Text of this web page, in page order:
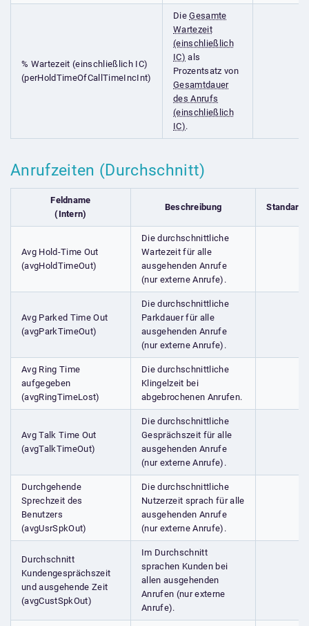
% Wartezeit (einschließlich IC)
(perHoldTimeOfCallTimeIncInt)
DieGesamte
Wartezeit
(einschließlich
IC) als
Prozentsatz von
Gesamtdauer
des Anrufs
(einschließlich
IC).
Anrufzeiten (Durchschnitt)
Feldname
(Intern)
Beschreibung
Avg Hold-Time Out
(avgHoldTimeOut)
Die durchschnittliche
Wartezeit für alle
ausgehenden Anrufe
(nur externe Anrufe).
Avg Parked Time Out
(avgParkTimeOut)
Die durchschnittliche
Parkdauer für alle
ausgehenden Anrufe
(nur externe Anrufe).
Avg Ring Time
aufgegeben
(avgRingTimeLost)
Die durchschnittliche
Klingelzeit bei
abgebrochenen Anrufen.
Avg Talk Time Out
(avgTalkTimeOut)
Die durchschnittliche
Gesprächszeit für alle
ausgehenden Anrufe
(nur externe Anrufe).
Durchgehende
Sprechzeit des
Benutzers
(avgUsrSpkOut)
Die durchschnittliche
Nutzerzeit sprach für alle
ausgehenden Anrufe
(nur externe Anrufe).
Durchschnitt
Kundengesprächszeit
und ausgehende Zeit
(avgCustSpkOut)
Im Durchschnitt
sprachen Kunden bei
allen ausgehenden
Anrufen (nur externe
Anrufe).